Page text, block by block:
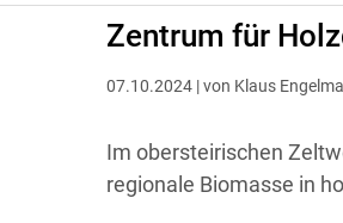
Zentrum für
07.10.2024 | von Klaus
Im obersteirischen
regionale Biomasse in